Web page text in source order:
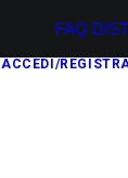
FAQ
ACCEDI/